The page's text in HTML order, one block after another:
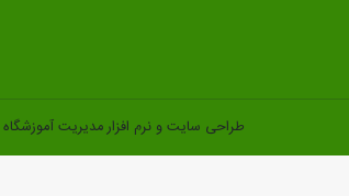
طراحی سایتونرم افزار مدیریت آموزشگاه